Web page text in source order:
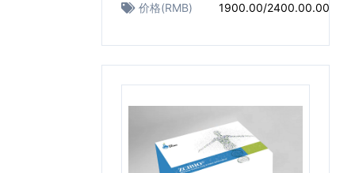
价格(RMB)
1900.00/2400.00.00